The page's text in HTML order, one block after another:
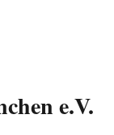
e.V.